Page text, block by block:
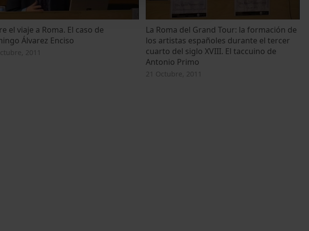
el viaje a Roma. El caso de
Álvarez Enciso
2011
La Roma del Grand Tour: la formación de
los artistas españoles durante el tercer
cuarto del siglo XVIII. El taccuino de
Antonio Primo
21 Octubre, 2011